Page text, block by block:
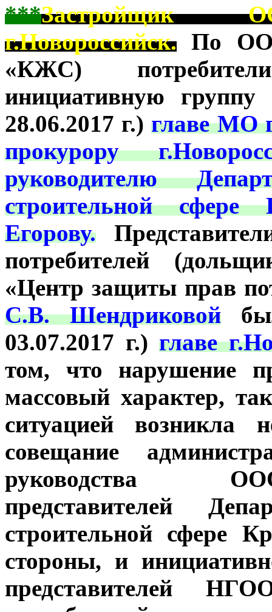
***Застройщик
г.Новороссийск. По
«КЖС)
инициативную
28.06.2017 г.)главе МО
прокурору
руководителю
строительной сфере
Егорову.
потребителей
«Центр защиты прав
С.В. Шендриковой
03.07.2017 г.) главе
том, что нарушение
массовый характер,
ситуацией возникла
совещание
руководства
представителей
строительной сфере
стороны, и
представителей